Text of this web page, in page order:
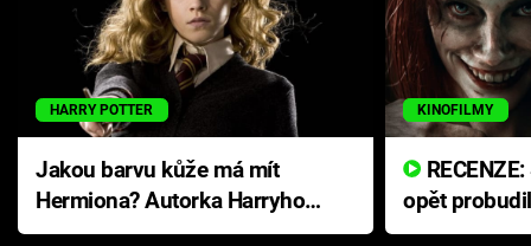
HARRY POTTER
Jakou barvu kůže má mít
Hermiona? Autorka Harryho
Pottera přišla s ráznou
KINOFILMY
opět
přichází s